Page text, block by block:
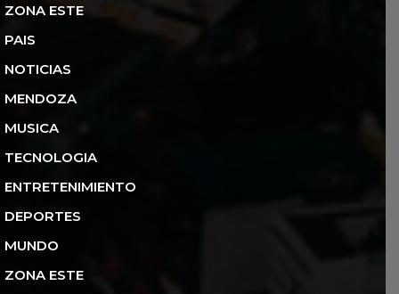
ZONA ESTE
PAIS
NOTICIAS
MENDOZA
MUSICA
TECNOLOGIA
ENTRETENIMIENTO
DEPORTES
MUNDO
ZONA ESTE